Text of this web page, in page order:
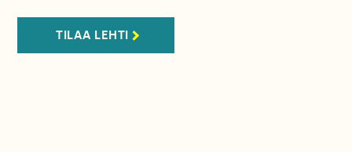
TILAA LEHTI